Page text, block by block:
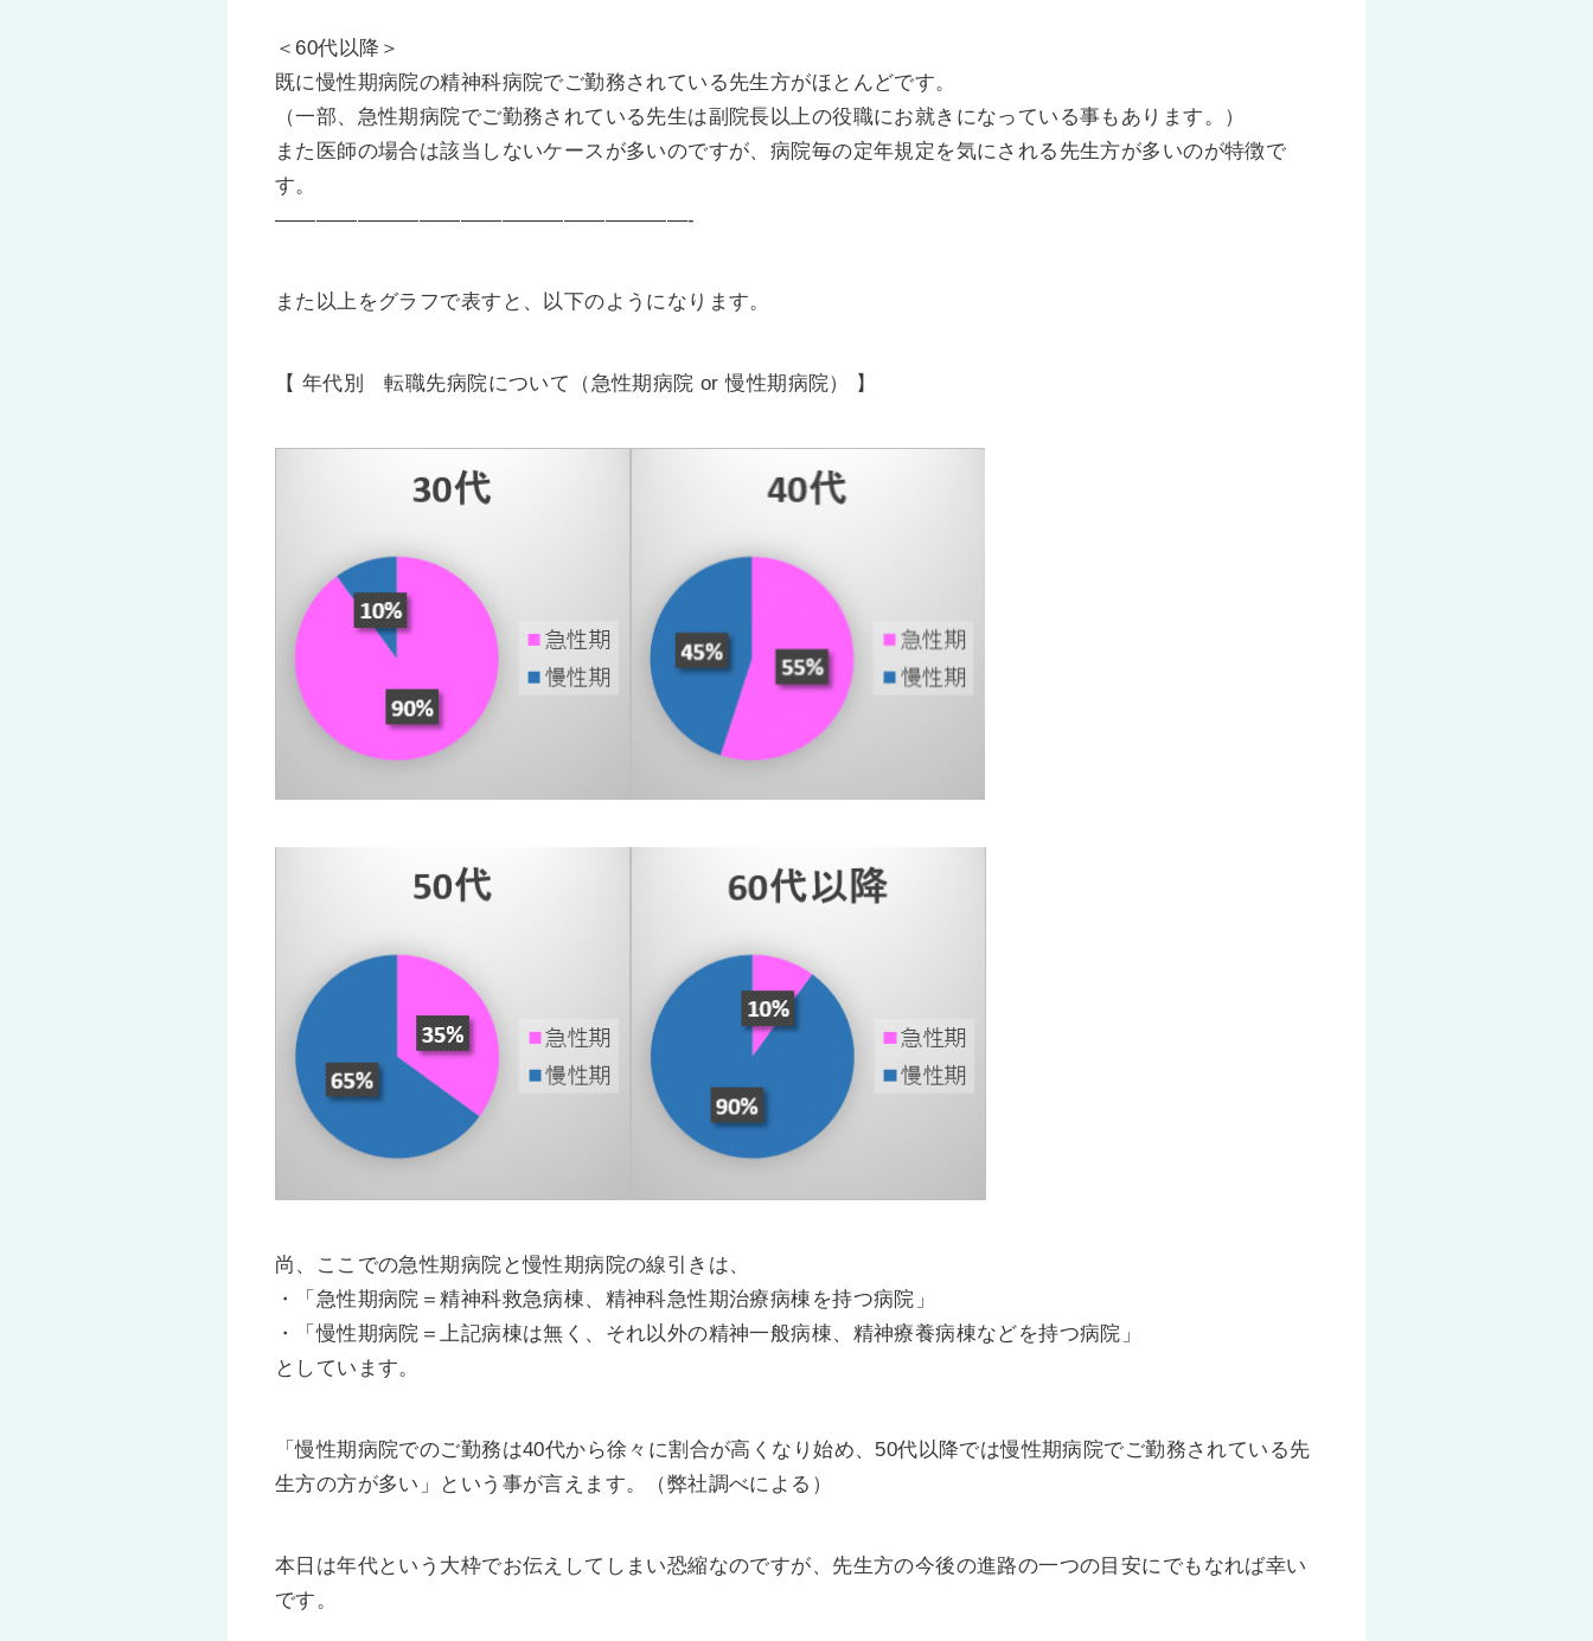
＜60代以降＞
既に慢性期病院の精神科病院でご勤務されている先生方がほとんどです。
（一部、急性期病院でご勤務されている先生は副院長以上の役職にお就きになっている事もあります。）
また医師の場合は該当しないケースが多いのですが、病院毎の定年規定を気にされる先生方が多いのが特徴で
す。
————————————————————-
また以上をグラフで表すと、以下のようになります。
【 年代別 転職先病院について（急性期病院 or 慢性期病院） 】
尚、ここでの急性期病院と慢性期病院の線引きは、
・「急性期病院＝精神科救急病棟、精神科急性期治療病棟を持つ病院」
・「慢性期病院＝上記病棟は無く、それ以外の精神一般病棟、精神療養病棟などを持つ病院」
としています。
「慢性期病院でのご勤務は40代から徐々に割合が高くなり始め、50代以降では慢性期病院でご勤務されている先
生方の方が多い」という事が言えます。（弊社調べによる）
本日は年代という大枠でお伝えしてしまい恐縮なのですが、先生方の今後の進路の一つの目安にでもなれば幸い
です。